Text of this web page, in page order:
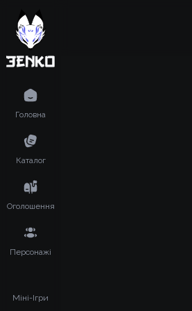
Головна
Каталог
Оголошення
Персонажі
Міні-Ігри